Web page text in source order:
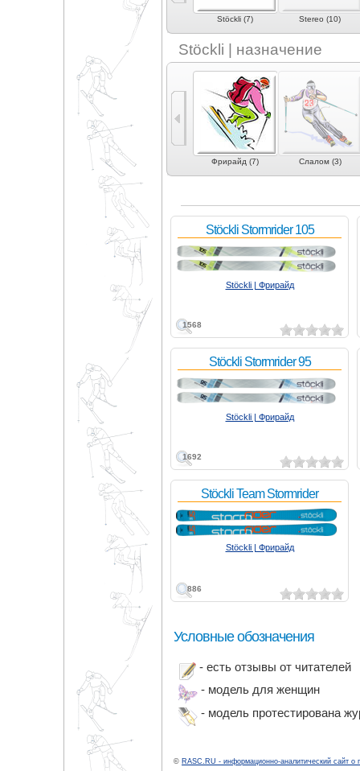
Sporten (2) Stöckli (7) Stereo (10)
Stöckli | назначение
Экспертный карвинг
Фрирайд (7) Слалом (3)
1568
Stöckli Stormrider 105
Stöckli | Фрирайд
1692
Stöckli Stormrider 95
Stöckli | Фрирайд
886
Stöckli Team Stormrider
Stöckli | Фрирайд
Условные обозначения
- есть отзывы от читателей
- модель для женщин
- модель протестирована
© RASC.RU - информационно-аналитический сайт о